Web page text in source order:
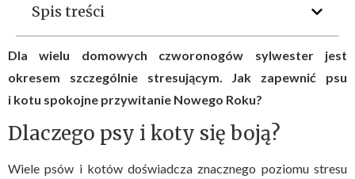
Spis treści
Dla wielu domowych czworonogów sylwester jest
okresem szczególnie stresującym. Jak zapewnić psu
i kotu spokojne przywitanie Nowego Roku?
Dlaczego psy i koty się boją?
Wiele psów i kotów doświadcza znacznego poziomu stresu